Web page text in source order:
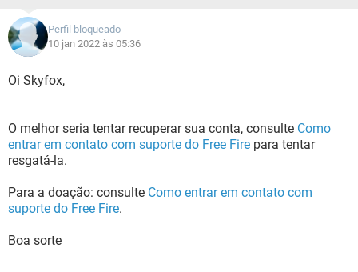
Perfil bloqueado
10 jan 2022 às 05:36
Oi Skyfox,
O melhor seria tentar recuperar sua conta, consulte Como
entrar em contato com suporte do Free Fire para tentar
resgatá-la.
Para a doação: consulte Como entrar em contato com
suporte do Free Fire.
Boa sorte